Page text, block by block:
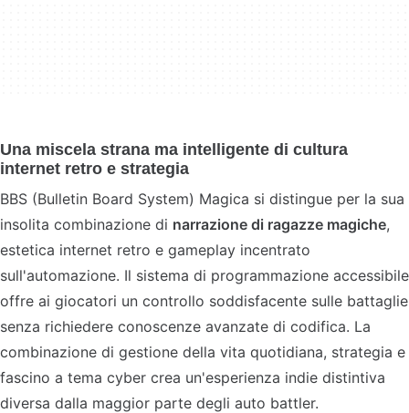
Una miscela strana ma intelligente di cultura
internet retro e strategia
BBS (Bulletin Board System) Magica si distingue per la sua
insolita combinazione di narrazione di ragazze magiche,
estetica internet retro e gameplay incentrato
sull'automazione. Il sistema di programmazione accessibile
offre ai giocatori un controllo soddisfacente sulle battaglie
senza richiedere conoscenze avanzate di codifica. La
combinazione di gestione della vita quotidiana, strategia e
fascino a tema cyber crea un'esperienza indie distintiva
diversa dalla maggior parte degli auto battler.